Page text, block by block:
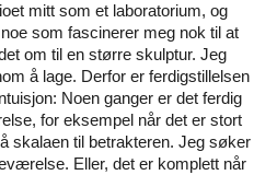
mitt som et laboratorium, og
som fascinerer meg nok til at
om til en større skulptur. Jeg
å lage. Derfor er ferdigstillelsen
Noen ganger er det ferdig
for eksempel når det er stort
skalaen til betrakteren. Jeg søker
Eller, det er komplett når